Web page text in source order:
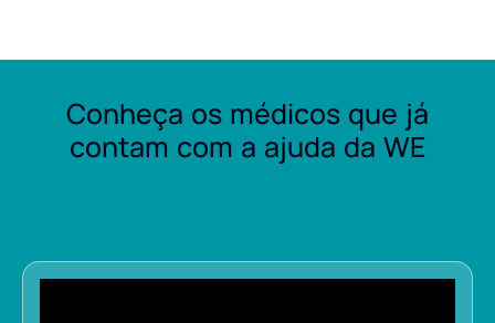
Conheça os médicos que já
contam com a ajuda da WE